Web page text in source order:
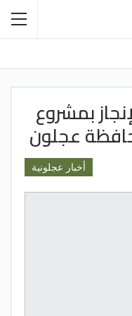
الإنجاز بمشروع
عجلون
أخبار عجلونية